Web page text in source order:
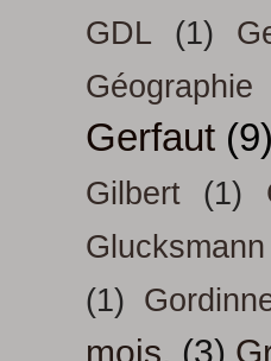
GDL (1)
Géographie
Gerfaut
Gilbert (1)
Glucksmann
(1)
mois. (3)